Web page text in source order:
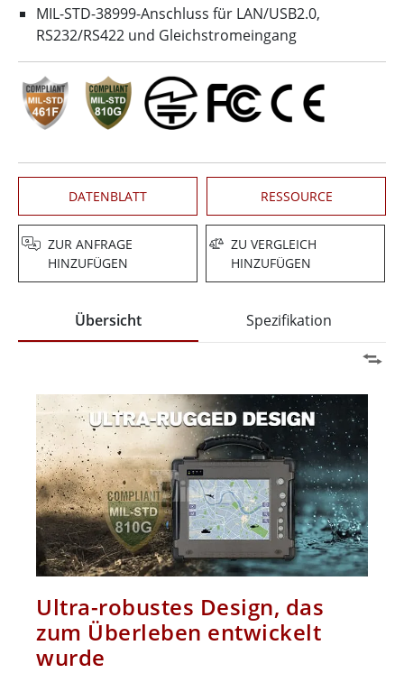
MIL-STD-38999-Anschluss für LAN/USB2.0,
RS232/RS422 und Gleichstromeingang
DATENBLATT RESSOURCE
ZUR ANFRAGE
HINZUFÜGEN
ZU VERGLEICH
HINZUFÜGEN
Übersicht Spezifikation
Ultra-robustes Design, das
zum Überleben entwickelt
wurde